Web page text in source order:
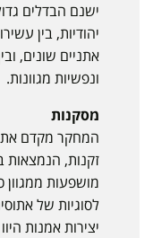
ישנם הבדלים
יהודיות, בין
אתניים שונים,
ונפשיות מגוונות.
מסקנות
המחקר מקדם את
זקנות, הנמצאות
מושפעות ממגוון
לסוגיות של
יצירות אמנות